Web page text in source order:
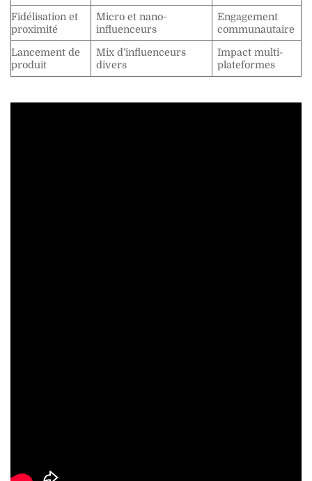
Fidélisation et
proximité
Micro et nano-
influenceurs
Engagement
communautaire
Lancement de
produit
Mix d’influenceurs
divers
Impact multi-
plateformes